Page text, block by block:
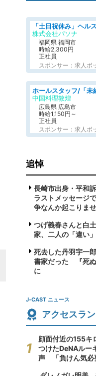
株式会社パソナ
福岡県 福岡市
時給2,300円
正社員
スポンサー：求人ボ
中国料理敦煌
広島県 広島市
時給1,150円～
正社員
スポンサー：求人ボ
追悼
長崎市出身・平和
ラストメッセージ
争なんか起こりませ
つげ義春さんと白
家、二人の「違い
死去した丹羽宇一
書家だった 『死
に
J-CAST ニュース
アクセスラ
顔面付近の155キ
つけたDeNAルー
声 「負けん気必